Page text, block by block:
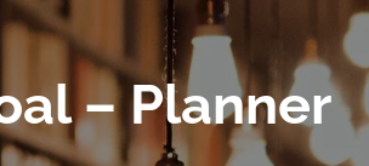
– Planner